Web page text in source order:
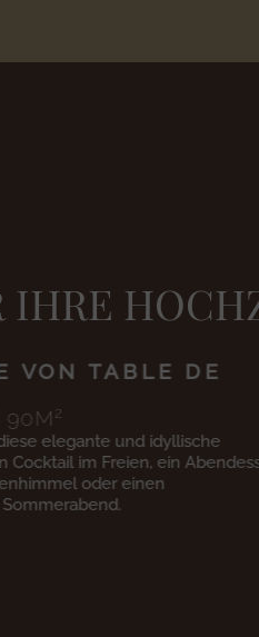
IHRE
DE BIAR
Gebäude aus dem 18.
Rahmen für Ihre
private Veranstaltungen. Die
und die raffinierte Küche
außergewöhnlichen Ort für